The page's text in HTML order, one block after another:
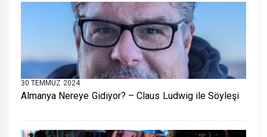
30 TEMMUZ 2024
Almanya Nereye Gidiyor? – Claus Ludwig ile Söyleşi